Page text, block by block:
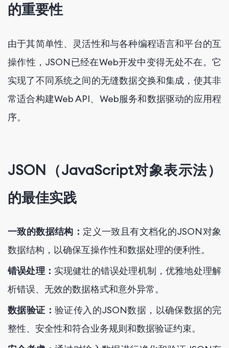
的重要性
由于其简单性、灵活性和与各种编程语言和平台的互
操作性，JSON已经在Web开发中变得无处不在。它
实现了不同系统之间的无缝数据交换和集成，使其非
常适合构建Web API、Web服务和数据驱动的应用程
序。
JSON（JavaScript对象表示法）
的最佳实践
一致的数据结构： 定义一致且有文档化的JSON对象
数据结构，以确保互操作性和数据处理的便利性。
错误处理： 实现健壮的错误处理机制，优雅地处理解
析错误、无效的数据格式和意外异常。
数据验证： 验证传入的JSON数据，以确保数据的完
整性、安全性和符合业务规则和数据验证约束。